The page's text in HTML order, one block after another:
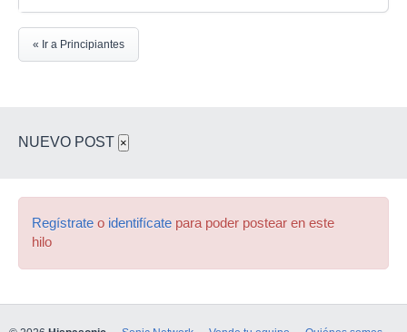
« Ir a Principiantes
NUEVO POST ×
Regístrate o identifícate para poder postear en este
hilo